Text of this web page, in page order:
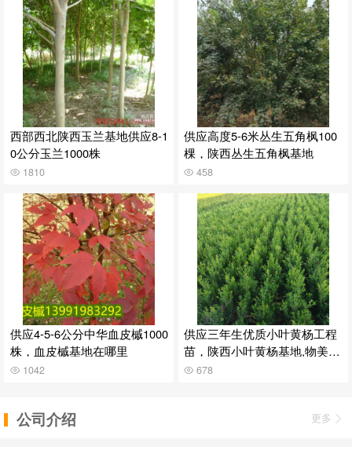
西部西北陕西玉兰基地供应8-1
0公分玉兰1000株
1810
供应高度5-6米丛生五角枫100
棵，陕西丛生五角枫基地
458
供应4-5-6公分中华血皮槭1000
株，血皮槭基地在哪里
1042
供应三年生优质小叶黄杨工程
苗，陕西小叶黄杨基地,物美价
廉 678
公司介绍 更多